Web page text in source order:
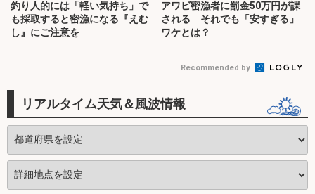
釣り人的には「軽い気持ち」で
も採取すると密漁になる『えむ
し』にご注意を
アワビ密漁者に罰金50万円が課
される それでも「安すぎる」
ワケとは？
Recommended by
リアルタイム天気＆風波情報